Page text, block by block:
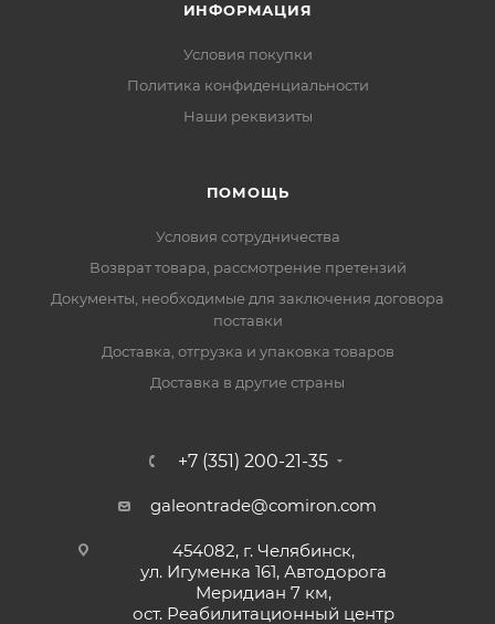
ИНФОРМАЦИЯ
Условия покупки
Политика конфиденциальности
Наши реквизиты
ПОМОЩЬ
Условия сотрудничества
Возврат товара, рассмотрение претензий
Документы, необходимые для заключения договора
поставки
Доставка, отгрузка и упаковка товаров
Доставка в другие страны
+7 (351) 200-21-35
galeontrade@comiron.com
454082, г. Челябинск,
ул. Игуменка 161, Автодорога
Меридиан 7 км,
ост. Реабилитационный центр